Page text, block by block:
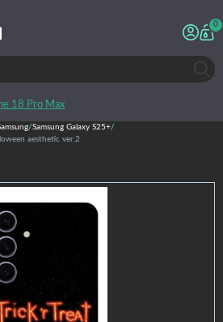
0
18 Pro Max
Samsung Galaxy S25+
aesthetic ver.2